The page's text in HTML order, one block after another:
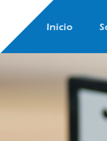
Inicio